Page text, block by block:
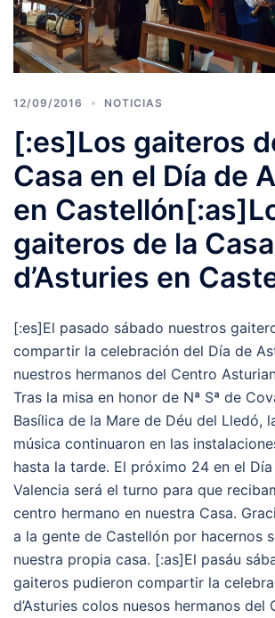
12/09/2016 NOTICIAS
[:es]Los gaiteros
Casa en el Día de
en
gaiteros de la
d’Asturies en
[:es]El pasado sábado nuestros
compartir la celebración del Día de
nuestros hermanos del Centro
Tras la misa en honor de Nª Sª de
Basílica de la Mare de Déu del Lledó,
música continuaron en las
hasta la tarde. El próximo 24 en el
Valencia será el turno para que
centro hermano en nuestra Casa.
a la gente de Castellón por hacernos
nuestra propia casa. [:as]El pasáu
gaiteros pudieron compartir la
d’Asturies colos nuesos hermanos del